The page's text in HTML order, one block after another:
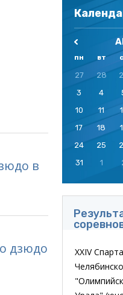
в
дзюдо
пн вт
27 28
3
4
10
11
17
18
24
25
31
1
XXIV